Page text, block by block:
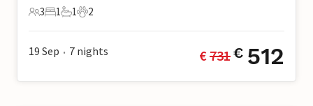
3 Gäste
3
1 Schlafzimmer
1
1 Badezimmer
1
2 Haustiere
2
19 Sep • 7 nights € 731€ 512